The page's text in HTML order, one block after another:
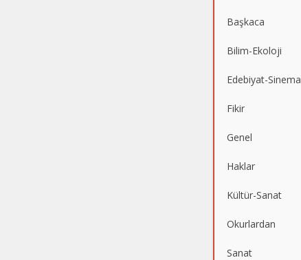
Başkaca
Bilim-Ekoloji
Edebiyat-Sinema
Fikir
Genel
Haklar
Kültür-Sanat
Okurlardan
Sanat